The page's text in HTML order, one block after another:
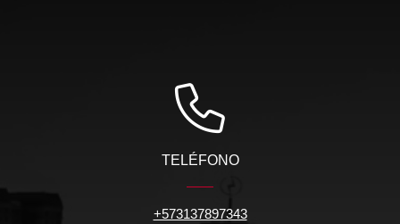
TELÉFONO
+573137897343